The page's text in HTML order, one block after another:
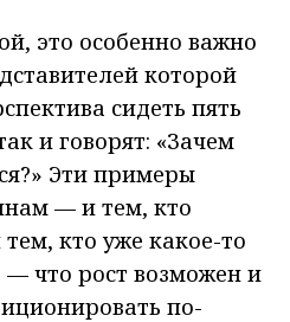
это особенно важно
которой
сидеть пять
и говорят: «Зачем
Эти примеры
— и тем, кто
кто уже какое-то
— что рост возможен и
по-